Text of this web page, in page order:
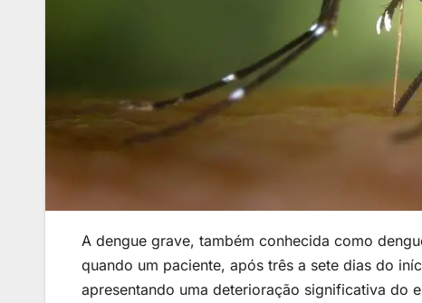
A dengue grave, também conhecida como
quando um paciente, após três a sete dias do
apresentando uma deterioração significativa do